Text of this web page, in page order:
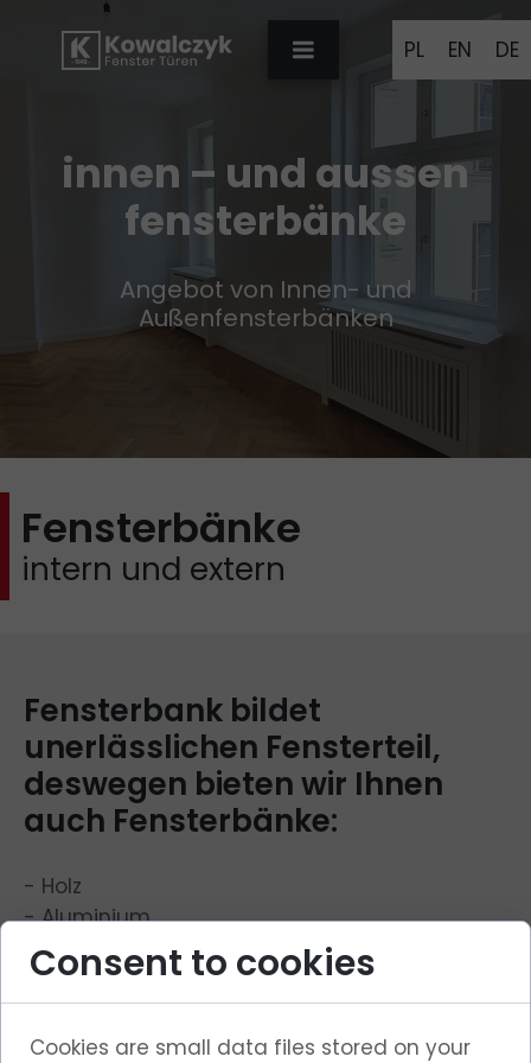
PL EN DE
Fensterbänke
intern und extern
Fensterbank bildet
unerlässlichen Fensterteil,
deswegen bieten wir Ihnen
auch Fensterbänke:
- Holz
- Aluminium
- Stahl
- PCV
- Marmor
- Granitfensterbänke und komplette
innen – und aussen
fensterbänke
Angebot von Innen- und
Außenfensterbänken
Consent to cookies
Cookies are small data files stored on your